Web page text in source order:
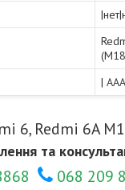
|
6, Redmi 6A
та
068 209